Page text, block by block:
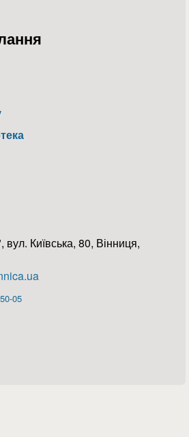
Київська, 80, Вінниця,
05